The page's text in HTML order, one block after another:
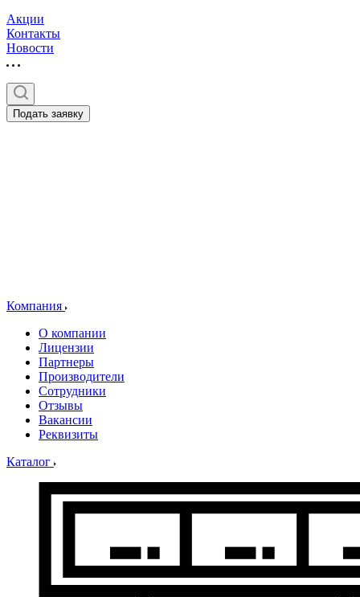
Акции
Контакты
Новости
Подать заявку
Компания
О компании
Лицензии
Партнеры
Производители
Сотрудники
Отзывы
Вакансии
Реквизиты
Каталог